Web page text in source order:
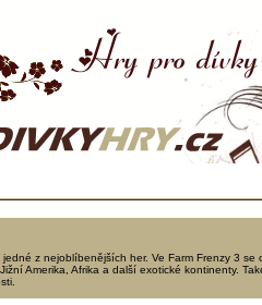
z nejoblíbenějších her. Ve Farm Frenzy 3
Amerika, Afrika a další exotické kontinenty.